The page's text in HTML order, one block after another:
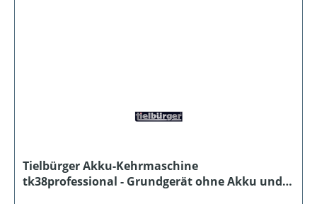
Tielbürger Akku-Kehrmaschine
tk38professional - Grundgerät ohne Akku und